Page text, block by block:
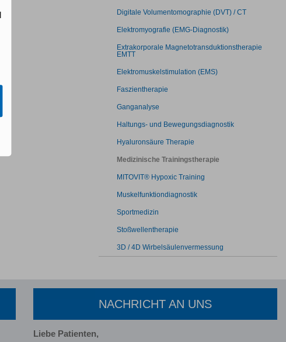
Digitale Volumentomographie (DVT) / CT
Elektromyografie (EMG-Diagnostik)
Extrakorporale Magnetotransduktionstherapie
EMTT
Elektromuskelstimulation (EMS)
Faszientherapie
Ganganalyse
Haltungs- und Bewegungsdiagnostik
Hyaluronsäure Therapie
Medizinische Trainingstherapie
MITOVIT® Hypoxic Training
Muskelfunktiondiagnostik
Sportmedizin
Stoßwellentherapie
3D / 4D Wirbelsäulenvermessung
NACHRICHT AN UNS
Liebe Patienten,